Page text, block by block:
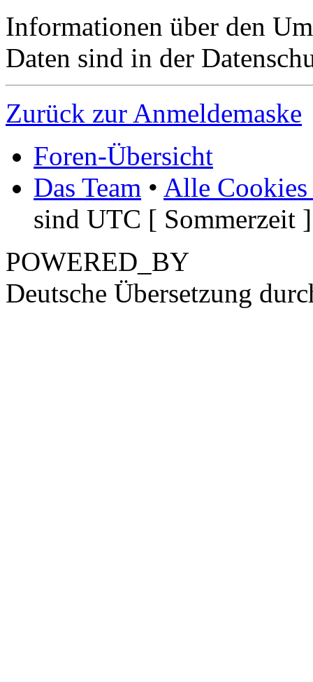
Informationen über den
Daten sind in der
Zurück zur Anmeldemaske
Foren-Übersicht
Das Team • Alle Cookies
sind UTC [ Sommerzeit ]
POWERED_BY
Deutsche Übersetzung